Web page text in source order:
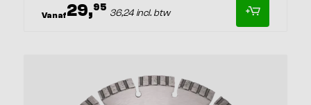
Vanaf29,95 36,24 incl. btw